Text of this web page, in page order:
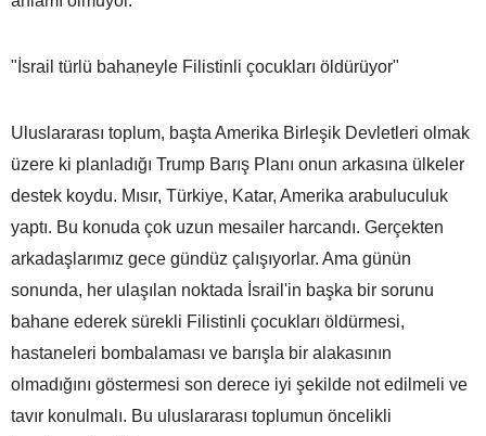
"İsrail türlü bahaneyle Filistinli çocukları öldürüyor"
Uluslararası toplum, başta Amerika Birleşik Devletleri olmak
üzere ki planladığı Trump Barış Planı onun arkasına ülkeler
destek koydu. Mısır, Türkiye, Katar, Amerika arabuluculuk
yaptı. Bu konuda çok uzun mesailer harcandı. Gerçekten
arkadaşlarımız gece gündüz çalışıyorlar. Ama günün
sonunda, her ulaşılan noktada İsrail'in başka bir sorunu
bahane ederek sürekli Filistinli çocukları öldürmesi,
hastaneleri bombalaması ve barışla bir alakasının
olmadığını göstermesi son derece iyi şekilde not edilmeli ve
tavır konulmalı. Bu uluslararası toplumun öncelikli